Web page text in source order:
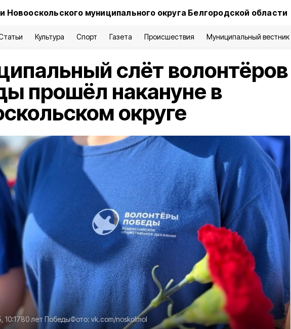
Новооскольского муниципального округа Белгородской области
Культура Спорт Газета Происшествия Муниципальный вестник
слёт волонтёров
прошёл накануне в
округе
10:1780 лет ПобедыФото:vk.com/noskolmol